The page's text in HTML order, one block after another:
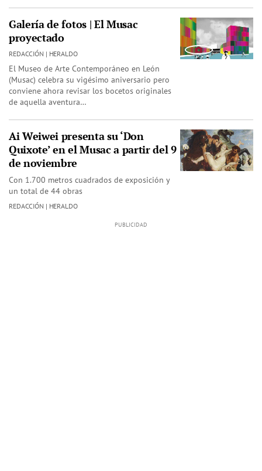
Galería de fotos | El Musac
proyectado
REDACCIÓN | HERALDO
El Museo de Arte Contemporáneo en León
(Musac) celebra su vigésimo aniversario pero
conviene ahora revisar los bocetos originales
de aquella aventura…
Ai Weiwei presenta su ‘Don
Quixote’ en el Musac a partir del 9
de noviembre
Con 1.700 metros cuadrados de exposición y
un total de 44 obras
REDACCIÓN | HERALDO